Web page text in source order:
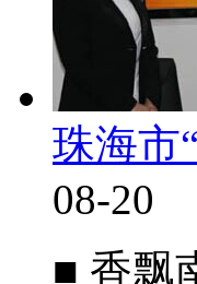
珠海市
08-20
■ 香飘